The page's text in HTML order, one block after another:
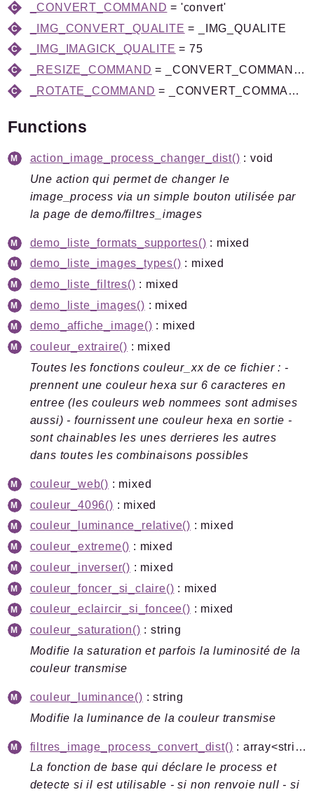
_CONVERT_COMMAND = 'convert'
_IMG_CONVERT_QUALITE = _IMG_QUALITE
_IMG_IMAGICK_QUALITE = 75
_RESIZE_COMMAND
= _CONVERT_COMMAND . ' -quality ' . _IMG_CONVERT_QUALITE . ' -orient Undefined %src -resize %xx%y! %dest'
_ROTATE_COMMAND
= _CONVERT_COMMAND . ' -background none %src -rotate %t %dest'
Functions
action_image_process_changer_dist() : void
Une action qui permet de changer le
image_process via un simple bouton utilisée par
la page de demo/filtres_images
demo_liste_formats_supportes() : mixed
demo_liste_images_types() : mixed
demo_liste_filtres() : mixed
demo_liste_images() : mixed
demo_affiche_image() : mixed
couleur_extraire() : mixed
Toutes les fonctions couleur_xx de ce fichier : -
prennent une couleur hexa sur 6 caracteres en
entree (les couleurs web nommees sont admises
aussi) - fournissent une couleur hexa en sortie -
sont chainables les unes derrieres les autres
dans toutes les combinaisons possibles
couleur_web() : mixed
couleur_4096() : mixed
couleur_luminance_relative() : mixed
couleur_extreme() : mixed
couleur_inverser() : mixed
couleur_foncer_si_claire() : mixed
couleur_eclaircir_si_foncee() : mixed
couleur_saturation() : string
Modifie la saturation et parfois la luminosité de la
couleur transmise
couleur_luminance() : string
Modifie la luminance de la couleur transmise
filtres_image_process_convert_dist()
: array<string|int, string>
La fonction de base qui déclare le process et
detecte si il est utilisable - si non renvoie null - si